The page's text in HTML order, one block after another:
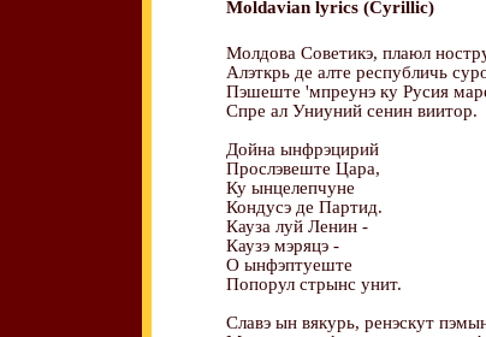
Moldavian lyrics (Cyrillic)
Молдова Советикэ, плаюл
Алэткрь де алте республичь
Пэшеште 'мпреунэ ку Русия
Спре ал Униуний сенин виитор.
Дойна ынфрэцирий
Прослэвеште Цара,
Ку ынцелепчуне
Кондусэ де Партид.
Кауза луй Ленин -
Каузэ мэряцэ -
О ынфэптуеште
Попорул стрынс унит.
Славэ ын вякурь, ренэскут